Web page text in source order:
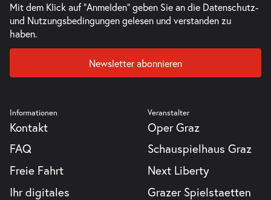
Mit dem Klick auf "Anmelden" geben Sie an die Datenschutz-
und Nutzungsbedingungen gelesen und verstanden zu
haben.
Newsletter abonnieren
Informationen
Kontakt
FAQ
Freie Fahrt
Ihr digitales
Veranstalter
Oper Graz
Schauspielhaus Graz
Next Liberty
Grazer Spielstaetten